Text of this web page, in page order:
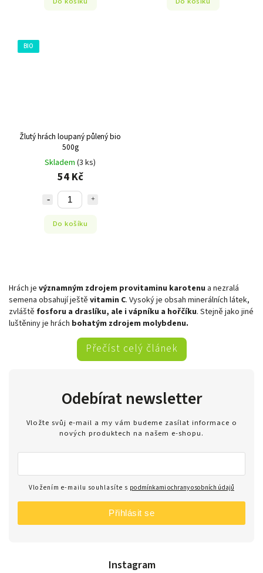
BIO
Žlutý hrách loupaný půlený bio
500g
Skladem (3 ks)
54 Kč
Do košíku
Hrách je významným zdrojem provitaminu karotenu a nezralá
semena obsahují ještě vitamin C. Vysoký je obsah minerálních látek,
zvláště fosforu a draslíku, ale i vápníku a hořčíku. Stejně jako jiné
luštěniny je hrách bohatým zdrojem molybdenu.
Přečíst celý článek
Instagram
Odebírat newsletter
Vložte svůj e-mail a my vám budeme zasílat informace o
nových produktech na našem e-shopu.
Vložením e-mailu souhlasíte s podmínkami ochrany osobních údajů
Přihlásit se